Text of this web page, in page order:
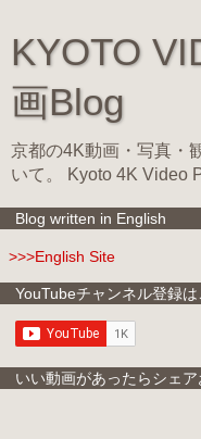
KYOTO
画Blog
京都の4K動画・写真・
いて。 Kyoto 4K Video
Blog written in English
>>>English Site
YouTubeチャンネル登録は
いい動画があったらシェア